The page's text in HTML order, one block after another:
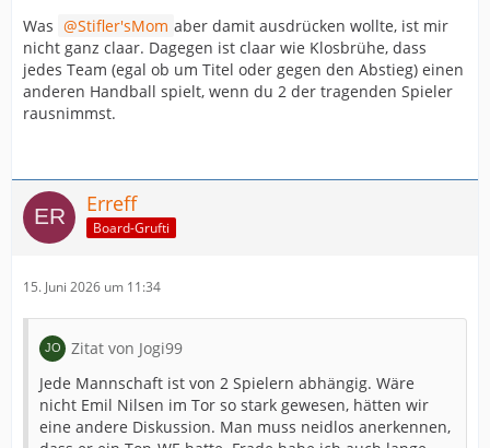
Was
Stifler'sMom aber damit ausdrücken wollte, ist mir
nicht ganz claar. Dagegen ist claar wie Klosbrühe, dass
jedes Team (egal ob um Titel oder gegen den Abstieg) einen
anderen Handball spielt, wenn du 2 der tragenden Spieler
rausnimmst.
Erreff
Board-Grufti
15. Juni 2026 um 11:34
Zitat von Jogi99
Jede Mannschaft ist von 2 Spielern abhängig. Wäre
nicht Emil Nilsen im Tor so stark gewesen, hätten wir
eine andere Diskussion. Man muss neidlos anerkennen,